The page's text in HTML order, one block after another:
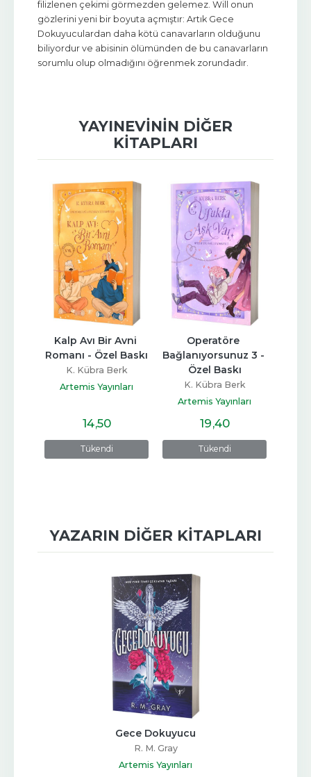
filizlenen çekimi görmezden gelemez. Will onun
gözlerini yeni bir boyuta açmıştır: Artık Gece
Dokuyuculardan daha kötü canavarların olduğunu
biliyordur ve abisinin ölümünden de bu canavarların
sorumlu olup olmadığını öğrenmek zorundadır.
YAYINEVININ DIĞER
KITAPLARI
Tükendi
Kalp Avı Bir Avni
Romanı - Özel Baskı
K. Kübra Berk
Artemis Yayınları
14,50
Tükendi
Operatöre
Bağlanıyorsunuz 3 -
Özel Baskı
K. Kübra Berk
Artemis Yayınları
19,40
YAZARIN DIĞER KITAPLARI
Gece Dokuyucu
R. M. Gray
Artemis Yayınları